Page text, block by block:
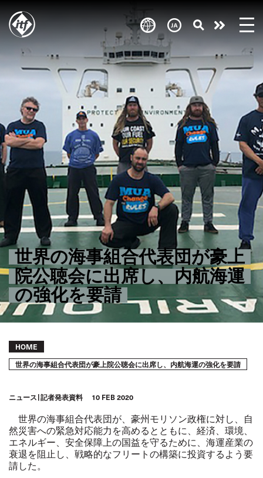
Skip
to
main
content
世界の海事組合代表団が豪上
院公聴会に出席し、内航海運
の強化を要請
Take
action
Breadcrumb
HOME
世界の海事組合代表団が豪上院公聴会に出席し、内航海運の強化を要請
ニュース 記者発表資料 10 FEB 2020
世界の海事組合代表団が、豪州モリソン政権に対し、自
然災害への緊急対応能力を高めるとともに、経済、環境、
エネルギー、安全保障上の国益を守るために、海運産業の
衰退を阻止し、戦略的なフリートの構築に投資するよう要
請した。